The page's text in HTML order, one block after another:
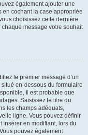
également ajouter une
en cochant la case appropriée
choisissez cette dernière
message votre souhait
le premier message d’un
en-dessous du formulaire
il est probable que
Saisissez le titre du
les champs adéquats,
ligne. Vous pouvez définir
insérer en modifiant, lors du
pouvez également